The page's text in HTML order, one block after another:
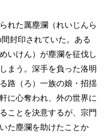
れた厲塵瀾（れいじんら
封印されていた。ある
いけん）が塵瀾を征伐し
まう。深手を負った洛明
路（ろ）一族の娘・招揺
に心奪われ、外の世界に
ことを決意するが、宗門
た塵瀾を助けたことか